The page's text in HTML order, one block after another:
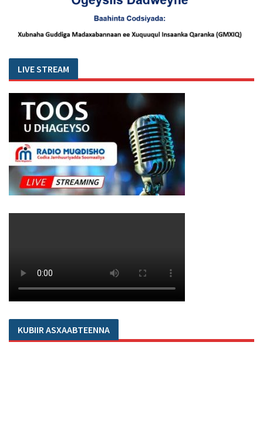
LIVE STREAM
KUBIIR ASXAABTEENNA